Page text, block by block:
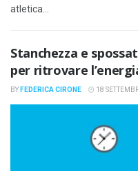
atletica...
Stanchezza e
per ritrovare
BY FEDERICA CIRONE 18